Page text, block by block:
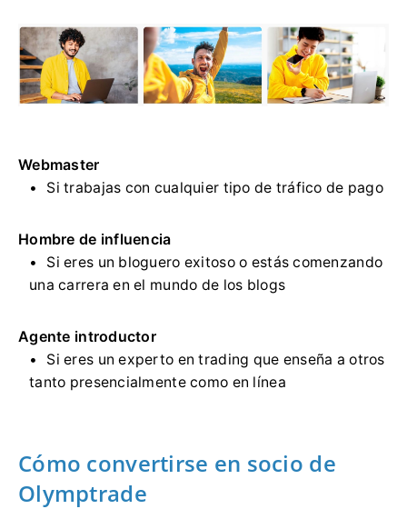
Webmaster
Si trabajas con cualquier tipo de tráfico de pago
Hombre de influencia
Si eres un bloguero exitoso o estás comenzando
una carrera en el mundo de los blogs
Agente introductor
Si eres un experto en trading que enseña a otros
tanto presencialmente como en línea
Cómo convertirse en socio de
Olymptrade